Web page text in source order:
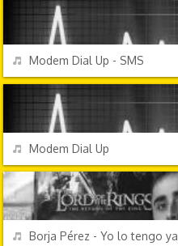
REPRODUCIR
Modem Dial Up - SMS
REPRODUCIR
Modem Dial Up
REPRODUCIR
Borja Pérez - Yo lo tengo ya